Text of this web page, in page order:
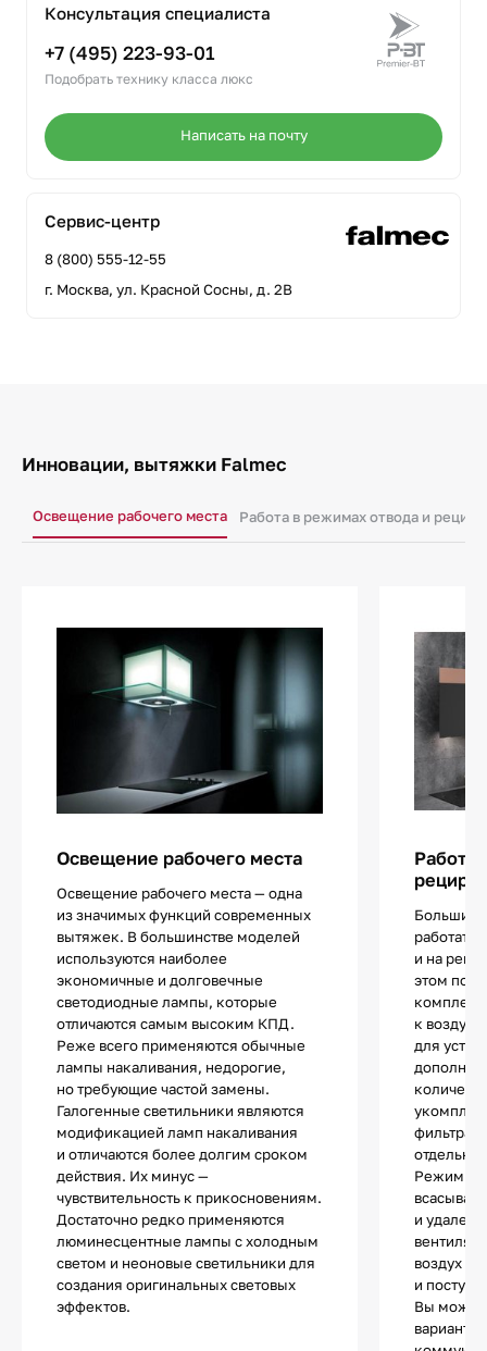
Консультация специалиста
+7 (495) 223-93-01
Подобрать технику класса люкс
Написать на почту
Сервис-центр
8 (800) 555-12-55
г. Москва, ул. Красной Сосны, д. 2В
Инновации, вытяжки Falmec
Освещение рабочего места Работа в режимах отвода и
Освещение рабочего места
Освещение рабочего места — одна
из значимых функций современных
вытяжек. В большинстве моделей
используются наиболее
экономичные и долговечные
светодиодные лампы, которые
отличаются самым высоким КПД.
Реже всего применяются обычные
лампы накаливания, недорогие,
но требующие частой замены.
Галогенные светильники являются
модификацией ламп накаливания
и отличаются более долгим сроком
действия. Их минус —
чувствительность к прикосновениям.
Достаточно редко применяются
люминесцентные лампы с холодным
светом и неоновые светильники для
создания оригинальных световых
эффектов.
Работа
работать
и на
этом по
к
для
отдельно.
Режим
и
воздух
и
Вы
вариант